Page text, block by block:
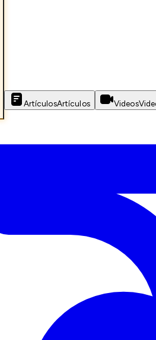
ArtículosArtículos Videos